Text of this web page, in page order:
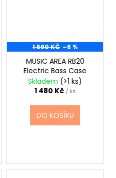
1 590 KČ –6 %
MUSIC AREA RB20
Electric Bass Case
Skladem (>1 ks)
1 480 Kč / ks
DO KOŠÍKU